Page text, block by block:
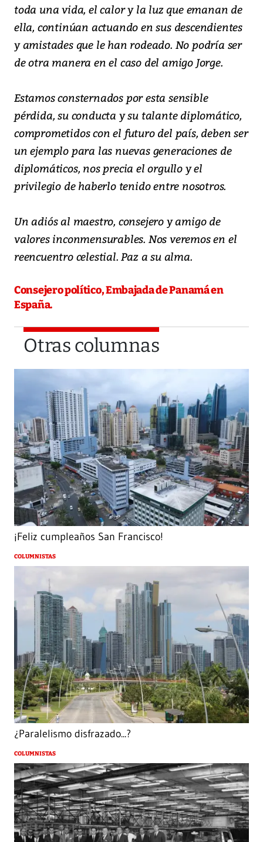
toda una vida, el calor y la luz que emanan de
ella, continúan actuando en sus descendientes
y amistades que le han rodeado. No podría ser
de otra manera en el caso del amigo Jorge.
Estamos consternados por esta sensible
pérdida, su conducta y su talante diplomático,
comprometidos con el futuro del país, deben ser
un ejemplo para las nuevas generaciones de
diplomáticos, nos precia el orgullo y el
privilegio de haberlo tenido entre nosotros.
Un adiós al maestro, consejero y amigo de
valores inconmensurables. Nos veremos en el
reencuentro celestial. Paz a su alma.
Consejero político, Embajada de Panamá en
España.
Otras columnas
¡Feliz cumpleaños San Francisco!
COLUMNISTAS
¿Paralelismo disfrazado...?
COLUMNISTAS